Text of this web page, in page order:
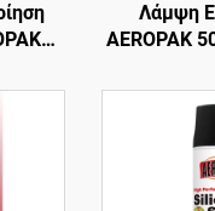
Ή
Λάμψη
AEROPAK